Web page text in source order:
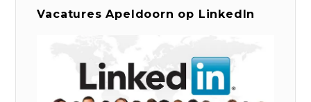
Vacatures Apeldoorn op LinkedIn